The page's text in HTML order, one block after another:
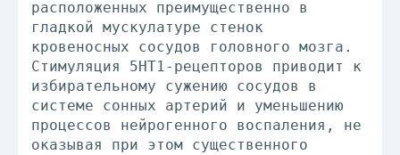
расположенных преимущественно в
гладкой мускулатуре стенок
кровеносных сосудов головного мозга.
Стимуляция 5HT1-рецепторов приводит к
избирательному сужению сосудов в
системе сонных артерий и уменьшению
процессов нейрогенного воспаления, не
оказывая при этом существенного